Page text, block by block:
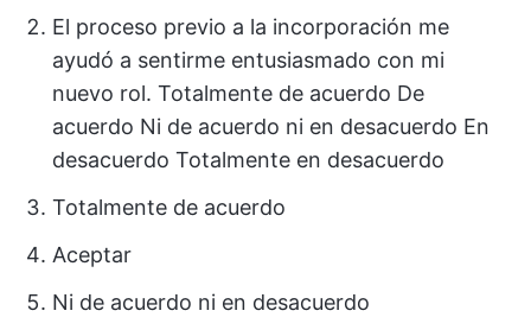
El proceso previo a la incorporación me
ayudó a sentirme entusiasmado con mi
nuevo rol. Totalmente de acuerdo De
acuerdo Ni de acuerdo ni en desacuerdo En
desacuerdo Totalmente en desacuerdo
Totalmente de acuerdo
Aceptar
Ni de acuerdo ni en desacuerdo